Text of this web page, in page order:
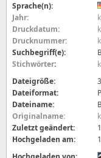
Sprache(n):
Jahr:
Druckdatum:
Drucknummer:
Suchbegriff(e):
Stichwörter:
Dateigröße:
Dateiformat:
Dateiname:
Originalname:
Zuletzt geändert:
Hochgeladen am: